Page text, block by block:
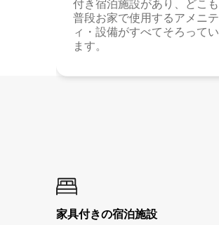
付き宿泊施設があり、どこも
普段お家で使用するアメニテ
ィ・設備がすべてそろってい
ます。
家具付き⁠の宿⁠泊⁠施⁠設